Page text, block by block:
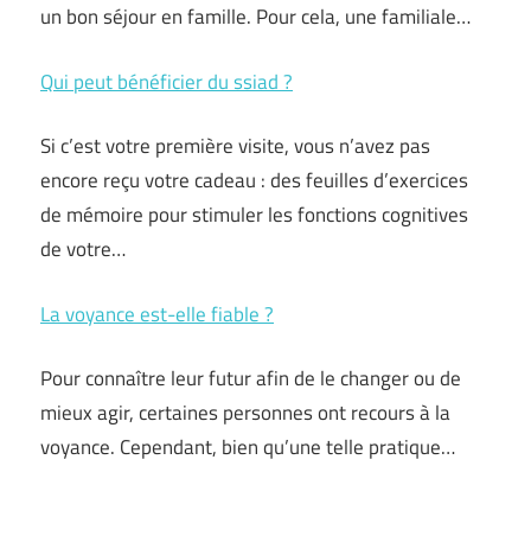
un bon séjour en famille. Pour cela, une familiale…
Qui peut bénéficier du ssiad ?
Si c’est votre première visite, vous n’avez pas
encore reçu votre cadeau : des feuilles d’exercices
de mémoire pour stimuler les fonctions cognitives
de votre…
La voyance est-elle fiable ?
Pour connaître leur futur afin de le changer ou de
mieux agir, certaines personnes ont recours à la
voyance. Cependant, bien qu’une telle pratique…